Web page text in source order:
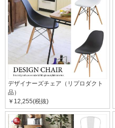
デザイナーズチェア（リプロダクト
品）
￥12,255(税抜)